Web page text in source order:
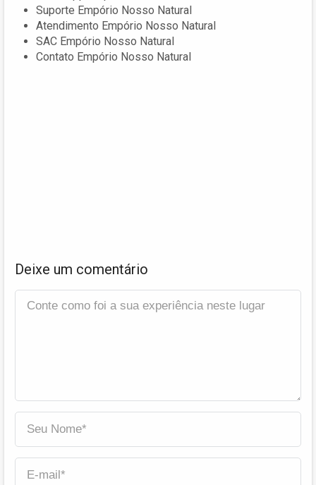
Suporte Empório Nosso Natural
Atendimento Empório Nosso Natural
SAC Empório Nosso Natural
Contato Empório Nosso Natural
Deixe um comentário